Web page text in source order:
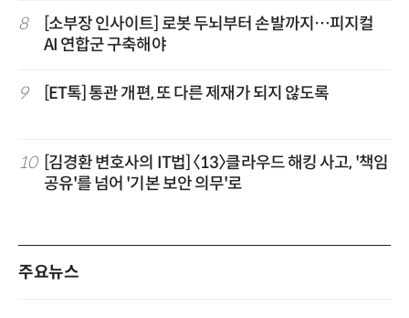
8
[소부장 인사이트] 로봇 두뇌부터 손발까지…피지컬
AI 연합군 구축해야
9 [ET톡] 통관 개편, 또 다른 제재가 되지 않도록
10
[김경환 변호사의 IT법] 〈13〉클라우드 해킹 사고, '책임
공유'를 넘어 '기본 보안 의무'로
주요뉴스